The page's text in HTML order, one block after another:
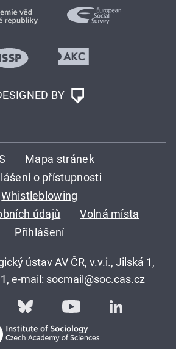
BY
Mapa stránek
o přístupnosti
Whistleblowing
údajů
Volná místa
Přihlášení
ústav AV ČR, v.v.i., Jilská 1,
e-mail: socmail@soc.cas.cz